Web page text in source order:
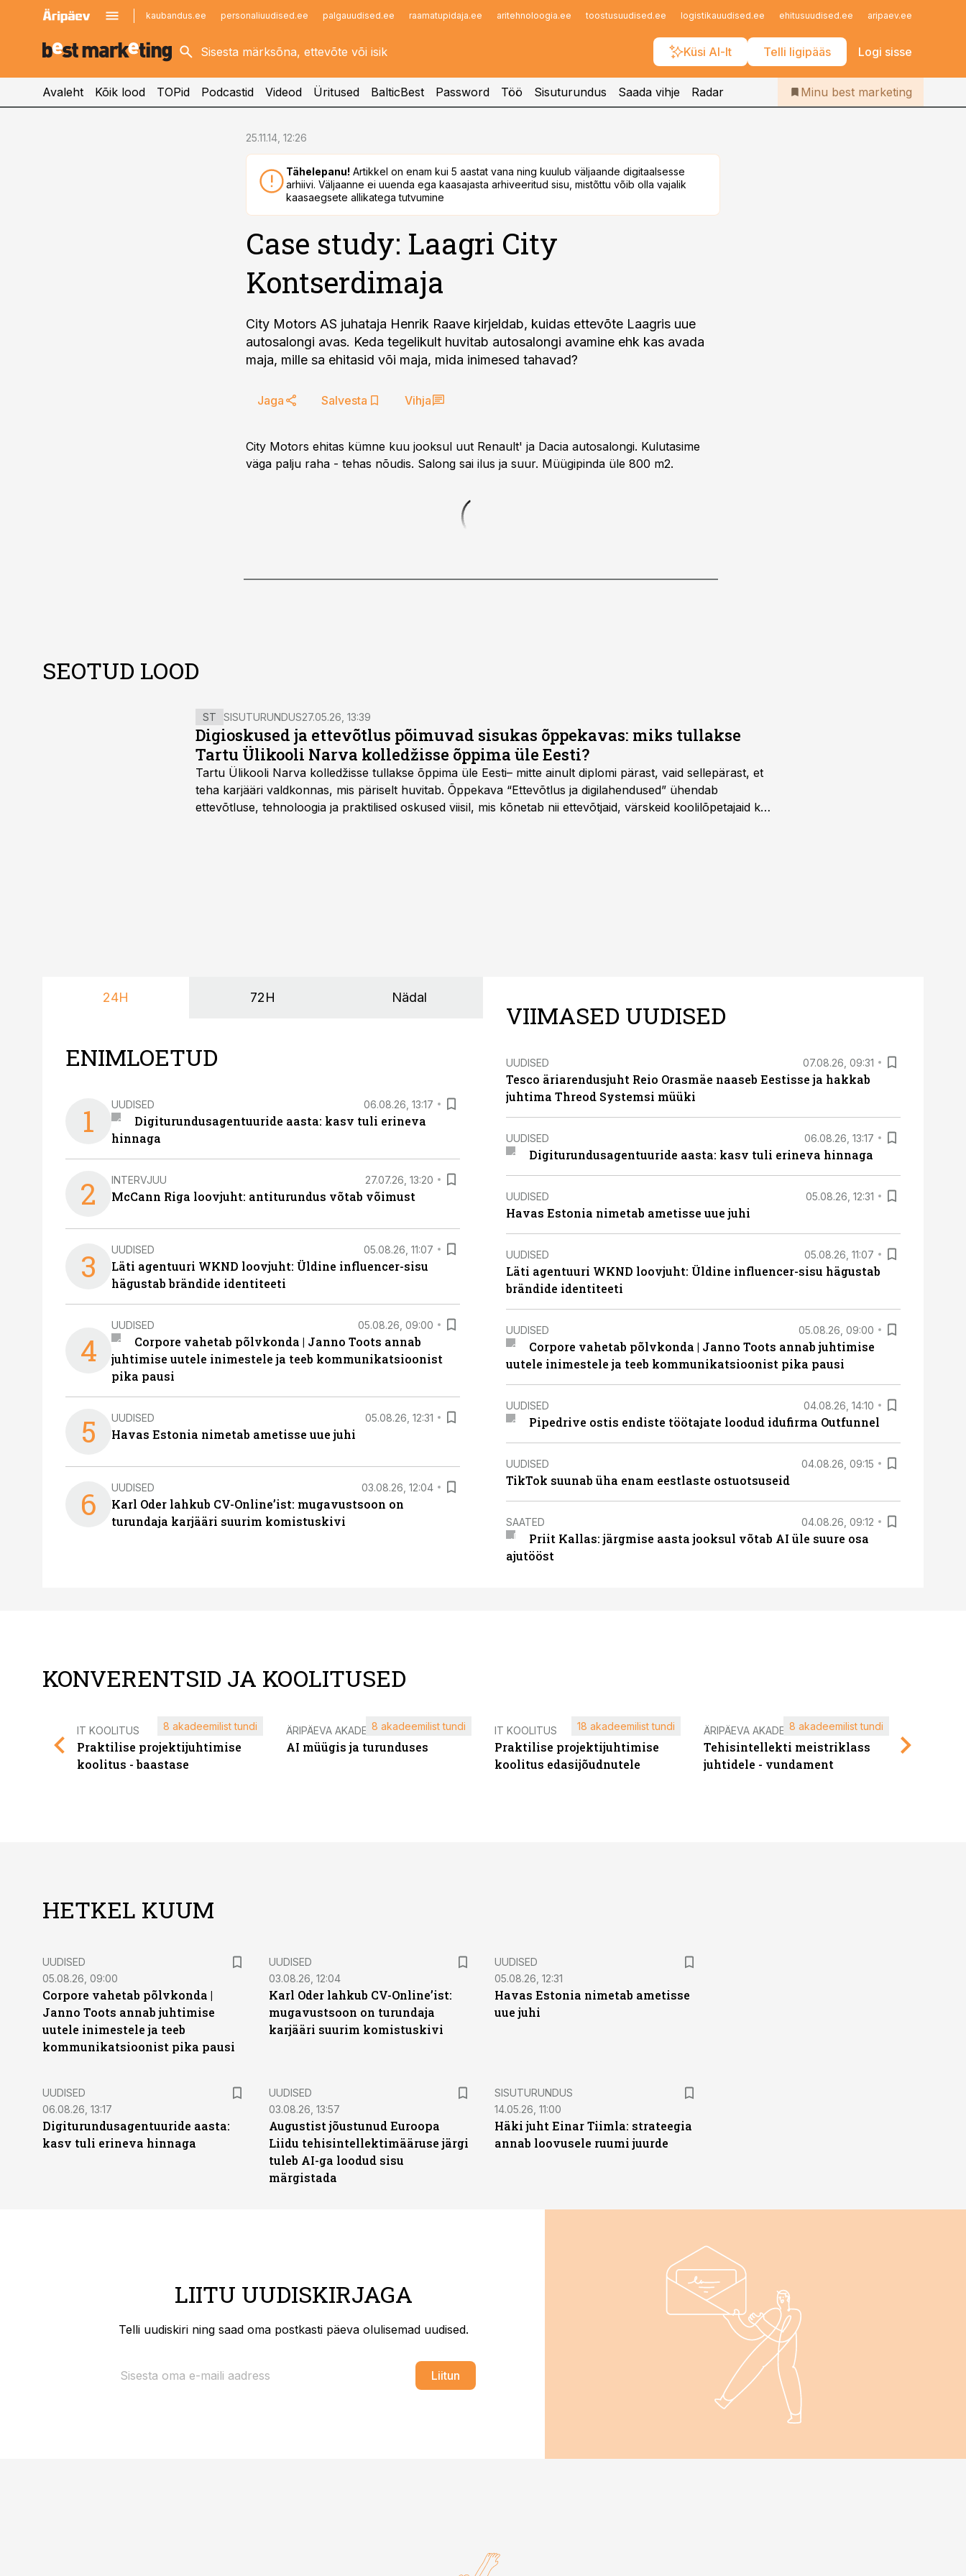
kaubandus.ee personaliuudised.ee palgauudised.ee raamatupidaja.ee aritehnoloogia.ee toostusuudised.ee logistikauudised.ee ehitusuudised.ee aripaev.ee
Küsi AI-lt Telli ligipääs Logi sisse
kinnisvarauudised.ee
logistikauudised.ee
imelineajalugu.ee
Infopank
Iseteenindus
Telli Bestmarketing
Avaleht Kõik lood TOPid Podcastid Videod Üritused BalticBest Password Töö Sisuturundus Saada vihje Radar Minu best marketing
25.11.14, 12:26
Tähelepanu! Artikkel on enam kui 5 aastat vana ning kuulub väljaande digitaalsesse
arhiivi. Väljaanne ei uuenda ega kaasajasta arhiveeritud sisu, mistõttu võib olla vajalik
kaasaegsete allikatega tutvumine
Case study: Laagri City
Kontserdimaja
City Motors AS juhataja Henrik Raave kirjeldab, kuidas ettevõte Laagris uue
autosalongi avas. Keda tegelikult huvitab autosalongi avamine ehk kas avada
maja, mille sa ehitasid või maja, mida inimesed tahavad?
Jaga Salvesta Vihja
City Motors ehitas kümne kuu jooksul uut Renault' ja Dacia autosalongi. Kulutasime
väga palju raha - tehas nõudis. Salong sai ilus ja suur. Müügipinda üle 800 m2.
SEOTUD LOOD
ST SISUTURUNDUS27.05.26, 13:39
Digioskused ja ettevõtlus põimuvad sisukas õppekavas: miks tullakse
Tartu Ülikooli Narva kolledžisse õppima üle Eesti?
Tartu Ülikooli Narva kolledžisse tullakse õppima üle Eesti– mitte ainult diplomi pärast, vaid sellepärast, et
teha karjääri valdkonnas, mis päriselt huvitab. Õppekava “Ettevõtlus ja digilahendused” ühendab
ettevõtluse, tehnoloogia ja praktilised oskused viisil, mis kõnetab nii ettevõtjaid, värskeid koolilõpetajaid kui
24H 72H Nädal
ENIMLOETUD
1 UUDISED 06.08.26, 13:17
Digiturundusagentuuride aasta: kasv tuli erineva
hinnaga
2 INTERVJUU 27.07.26, 13:20
McCann Riga loovjuht: antiturundus võtab võimust
3 UUDISED 05.08.26, 11:07
Läti agentuuri WKND loovjuht: Üldine influencer-sisu
hägustab brändide identiteeti
4
UUDISED 05.08.26, 09:00
Corpore vahetab põlvkonda | Janno Toots annab
juhtimise uutele inimestele ja teeb kommunikatsioonist
pika pausi
5 UUDISED 05.08.26, 12:31
Havas Estonia nimetab ametisse uue juhi
6 UUDISED 03.08.26, 12:04
Karl Oder lahkub CV-Online’ist: mugavustsoon on
turundaja karjääri suurim komistuskivi
VIIMASED UUDISED
UUDISED 07.08.26, 09:31
Tesco äriarendusjuht Reio Orasmäe naaseb Eestisse ja hakkab
juhtima Threod Systemsi müüki
UUDISED 06.08.26, 13:17
Digiturundusagentuuride aasta: kasv tuli erineva hinnaga
UUDISED 05.08.26, 12:31
Havas Estonia nimetab ametisse uue juhi
UUDISED 05.08.26, 11:07
Läti agentuuri WKND loovjuht: Üldine influencer-sisu hägustab
brändide identiteeti
UUDISED 05.08.26, 09:00
Corpore vahetab põlvkonda | Janno Toots annab juhtimise
uutele inimestele ja teeb kommunikatsioonist pika pausi
UUDISED 04.08.26, 14:10
Pipedrive ostis endiste töötajate loodud idufirma Outfunnel
UUDISED 04.08.26, 09:15
TikTok suunab üha enam eestlaste ostuotsuseid
SAATED 04.08.26, 09:12
Priit Kallas: järgmise aasta jooksul võtab AI üle suure osa
ajutööst
KONVERENTSID JA KOOLITUSED
IT KOOLITUS
Praktilise projektijuhtimise
koolitus - baastase
8 akadeemilist tundi ÄRIPÄEVA AKADEEMIA
AI müügis ja turunduses
8 akadeemilist tundi IT KOOLITUS
Praktilise projektijuhtimise
koolitus edasijõudnutele
18 akadeemilist tundi ÄRIPÄEVA AKADEEMIA
Tehisintellekti meistriklass
juhtidele - vundament
8 akadeemilist tundi
HETKEL KUUM
UUDISED
05.08.26, 09:00
Corpore vahetab põlvkonda |
Janno Toots annab juhtimise
uutele inimestele ja teeb
kommunikatsioonist pika pausi
UUDISED
03.08.26, 12:04
Karl Oder lahkub CV-Online’ist:
mugavustsoon on turundaja
karjääri suurim komistuskivi
UUDISED
05.08.26, 12:31
Havas Estonia nimetab ametisse
uue juhi
UUDISED
06.08.26, 13:17
Digiturundusagentuuride aasta:
kasv tuli erineva hinnaga
UUDISED
03.08.26, 13:57
Augustist jõustunud Euroopa
Liidu tehisintellektimääruse järgi
tuleb AI-ga loodud sisu
märgistada
ST
SISUTURUNDUS
14.05.26, 11:00
Häki juht Einar Tiimla: strateegia
annab loovusele ruumi juurde
LIITU UUDISKIRJAGA
Telli uudiskiri ning saad oma postkasti päeva olulisemad uudised.
Liitun